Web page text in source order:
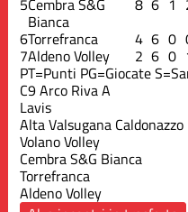
Bianca
6Torrefranca 4 6 0
7Aldeno Volley 2 6 0
PT=Punti PG=Giocate
C9 Arco Riva A
Lavis
Alta Valsugana Caldonazzo
Volano Volley
Cembra S&G Bianca
Torrefranca
Aldeno Volley